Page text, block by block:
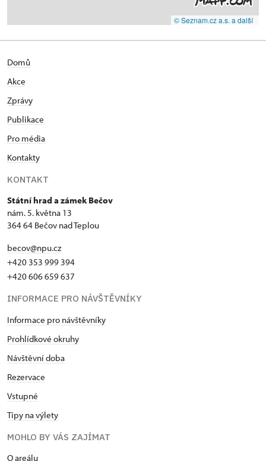
© Seznam.cz a.s. a další
Domů
Akce
Zprávy
Publikace
Pro média
Kontakty
KONTAKT
Státní hrad a zámek Bečov
nám. 5. května 13
364 64 Bečov nad Teplou
becov@npu.cz
+420 353 999 394
+420 606 659 637
INFORMACE PRO NÁVŠTĚVNÍKY
Informace pro návštěvníky
Prohlídkové okruhy
Návštěvní doba
Rezervace
Vstupné
Tipy na výlety
MOHLO BY VÁS ZAJÍMAT
O areálu